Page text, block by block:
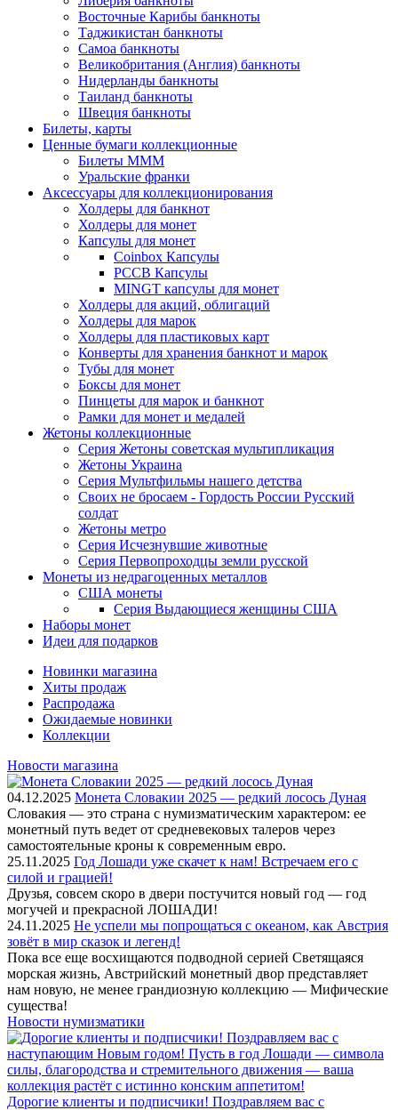
Восточные Карибы банкноты
Таджикистан банкноты
Самоа банкноты
Великобритания (Англия) банкноты
Нидерланды банкноты
Таиланд банкноты
Швеция банкноты
Билеты, карты
Ценные бумаги коллекционные
Билеты МММ
Уральские франки
Аксессуары для коллекционирования
Холдеры для банкнот
Холдеры для монет
Капсулы для монет
Coinbox Капсулы
РССВ Капсулы
MINGT капсулы для монет
Холдеры для акций, облигаций
Холдеры для марок
Холдеры для пластиковых карт
Конверты для хранения банкнот и марок
Тубы для монет
Боксы для монет
Пинцеты для марок и банкнот
Рамки для монет и медалей
Жетоны коллекционные
Серия Жетоны советская мультипликация
Жетоны Украина
Серия Мультфильмы нашего детства
Своих не бросаем - Гордость России Русский
солдат
Жетоны метро
Серия Исчезнувшие животные
Серия Первопроходцы земли русской
Монеты из недрагоценных металлов
США монеты
Серия Выдающиеся женщины США
Наборы монет
Идеи для подарков
Новинки магазина
Хиты продаж
Распродажа
Ожидаемые новинки
Коллекции
Новости магазина
04.12.2025 Монета Словакии 2025 — редкий лосось Дуная
Словакия — это страна с нумизматическим характером: ее
монетный путь ведет от средневековых талеров через
самостоятельные кроны к современным евро.
25.11.2025 Год Лошади уже скачет к нам! Встречаем его с
силой и грацией!
Друзья, совсем скоро в двери постучится новый год — год
могучей и прекрасной ЛОШАДИ!
24.11.2025 Не успели мы попрощаться с океаном, как Австрия
зовёт в мир сказок и легенд!
Пока все еще восхищаются подводной серией Светящаяся
морская жизнь, Австрийский монетный двор представляет
нам новую, не менее грандиозную коллекцию — Мифические
существа!
Новости нумизматики
Дорогие клиенты и подписчики! Поздравляем вас с